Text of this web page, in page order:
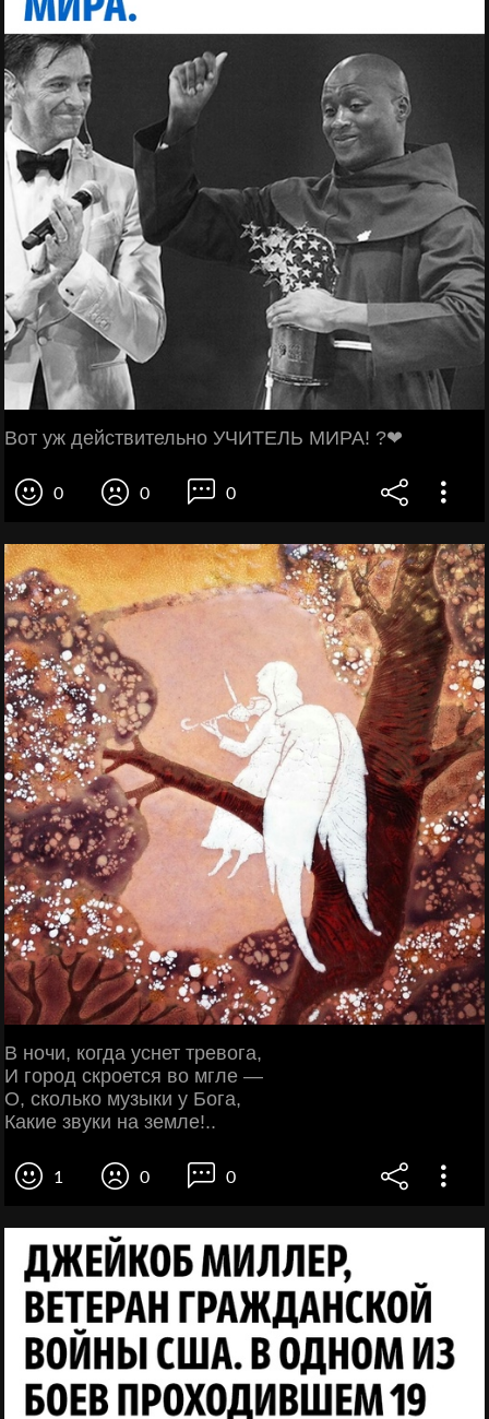
Вот уж действительно УЧИТЕЛЬ МИРА! ?❤
0 0 0
В ночи, когда уснет тревога,
И город скроется во мгле —
О, сколько музыки у Бога,
Какие звуки на земле!..
1 0 0